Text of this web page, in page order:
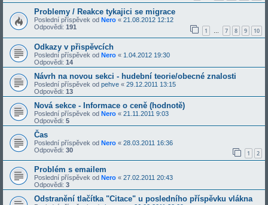
Problemy / Reakce tykajici se migrace
Poslední příspěvek od Nero « 21.08.2012 12:12
Odpovědi: 191 1 7 8 9 10
Odkazy v přispěvcích
Poslední příspěvek od Nero « 1.04.2012 19:30
Odpovědi: 14
Návrh na novou sekci - hudební teorie/obecné znalosti
Poslední příspěvek od pehve « 29.12.2011 13:15
Odpovědi: 13
Nová sekce - Informace o ceně (hodnotě)
Poslední příspěvek od Nero « 21.11.2011 9:03
Odpovědi: 5
Čas
Poslední příspěvek od Nero « 28.03.2011 16:36
Odpovědi: 30 1 2
Problém s emailem
Poslední příspěvek od Nero « 27.02.2011 20:43
Odpovědi: 3
Odstranění tlačítka "Citace" u posledního příspěvku vlákna